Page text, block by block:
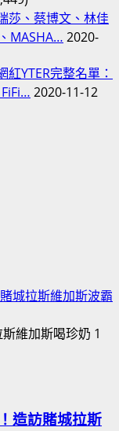
莎、蔡博文、林佳
MASHA… 2020-
YTER完整名單：
2020-11-12
城拉斯維加斯波霸
1
造訪賭城拉斯